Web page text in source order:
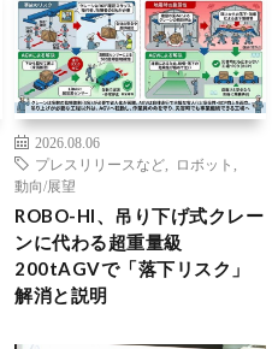
2026.08.06
プレスリリースなど
ロボット
動向/展望
ROBO-HI、吊り下げ式クレー
ンに代わる超重量級
200tAGVで「落下リスク」
解消と説明